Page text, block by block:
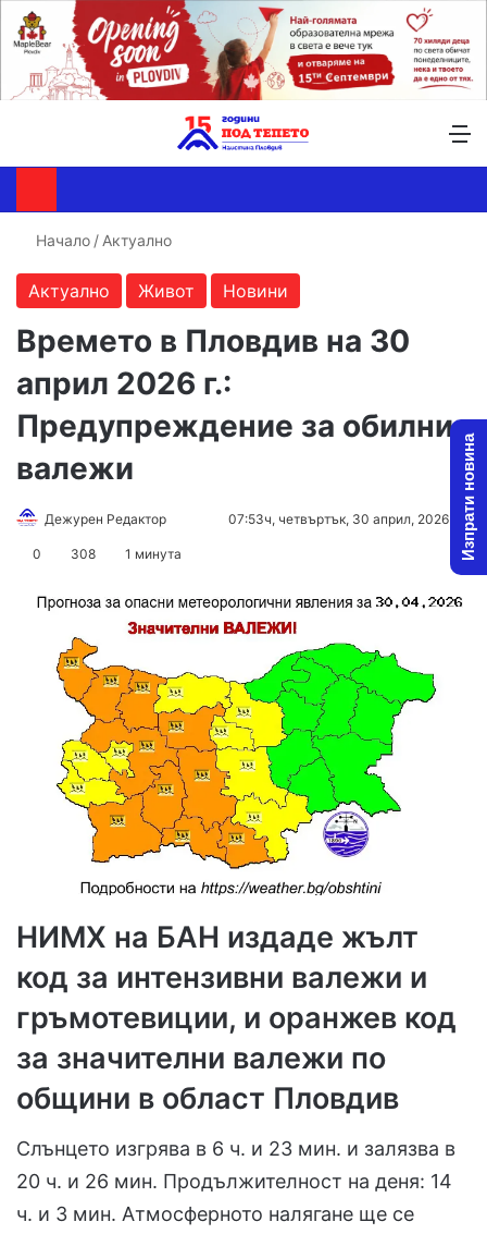
Начало / Актуално
Актуално Живот Новини
Времето в Пловдив на 30
април 2026 г.:
Предупреждение за обилни
валежи
Дежурен Редактор
Send07:53ч, четвъртък, 30 април, 2026
0 308 1 минута
НИМХ на БАН издаде жълт
код за интензивни валежи и
гръмотевиции, и оранжев код
за значителни валежи по
общини в област Пловдив
Слънцето изгрява в 6 ч. и 23 мин. и залязва в
20 ч. и 26 мин. Продължителност на деня: 14
ч. и 3 мин. Атмосферното налягане ще се
Изпрати новина